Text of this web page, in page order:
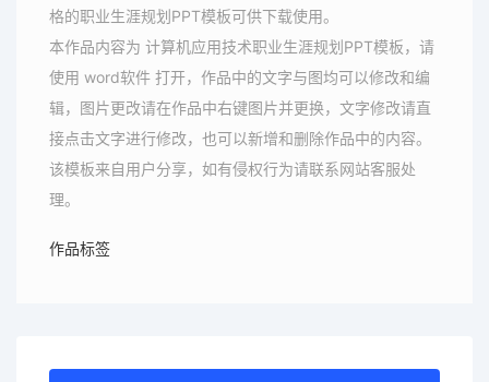
格的职业生涯规划PPT模板可供下载使用。
本作品内容为 计算机应用技术职业生涯规划PPT模板，请
使用 word软件 打开，作品中的文字与图均可以修改和编
辑，图片更改请在作品中右键图片并更换，文字修改请直
接点击文字进行修改，也可以新增和删除作品中的内容。
该模板来自用户分享，如有侵权行为请联系网站客服处
理。
作品标签